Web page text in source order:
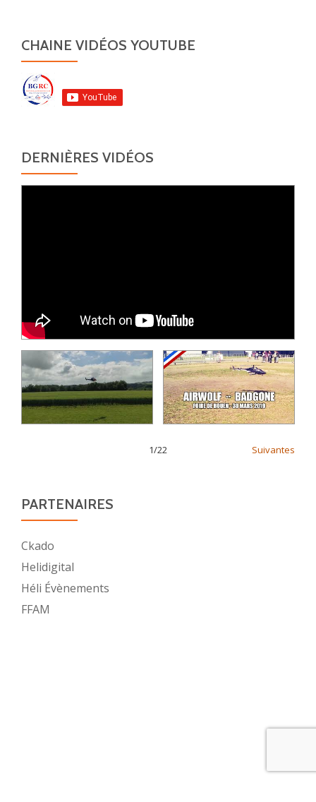
CHAINE VIDÉOS YOUTUBE
DERNIÈRES VIDÉOS
1/22 Suivantes
PARTENAIRES
Ckado
Helidigital
Héli Évènements
FFAM